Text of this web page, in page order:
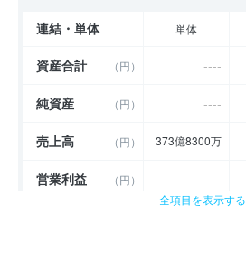
連結・単体 単体
資産合計 （円） ----
純資産 （円） ----
売上高 （円） 373億8300万
営業利益 （円） ----
全項目を表示する